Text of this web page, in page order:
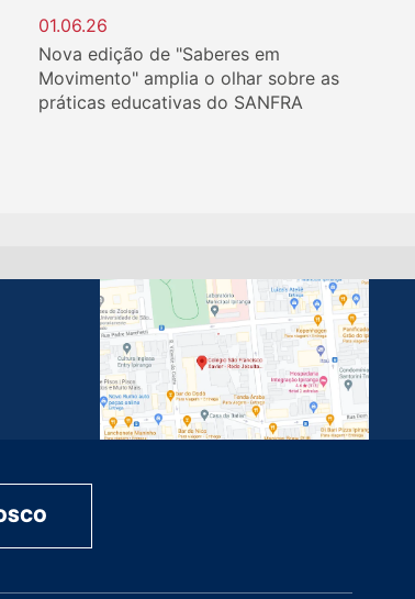
01.06.26
Nova edição de "Saberes em
Movimento" amplia o olhar sobre as
práticas educativas do SANFRA